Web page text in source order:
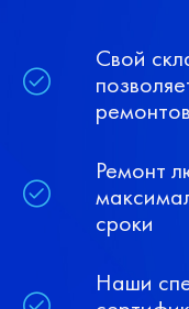
Свой
Ремонт
сроки
Наши